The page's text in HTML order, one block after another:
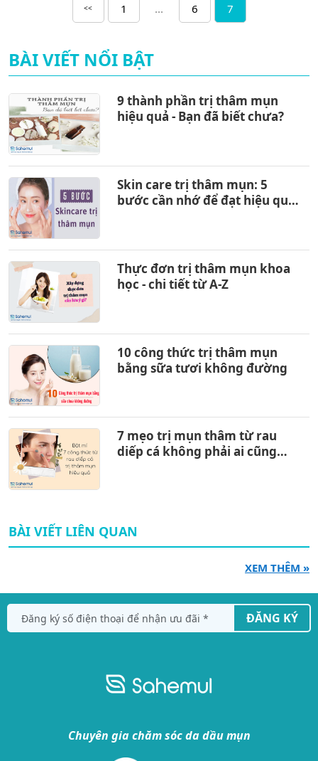
<< 1 ... 6 7
BÀI VIẾT NỔI BẬT
9 thành phần trị thâm mụn
hiệu quả - Bạn đã biết chưa?
Skin care trị thâm mụn: 5
bước cần nhớ để đạt hiệu quả
Thực đơn trị thâm mụn khoa
học - chi tiết từ A-Z
10 công thức trị thâm mụn
bằng sữa tươi không đường
7 mẹo trị mụn thâm từ rau
diếp cá không phải ai cũng
BÀI VIẾT LIÊN QUAN
XEM THÊM »
ĐĂNG KÝ
Chuyên gia chăm sóc da dầu mụn